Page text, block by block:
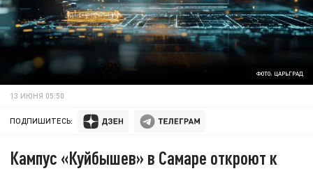
ФОТО: ЦАРЬГРАД
13 ИЮНЯ 05:50
ПОДПИШИТЕСЬ:
Кампус «Куйбышев» в Самаре откроют к